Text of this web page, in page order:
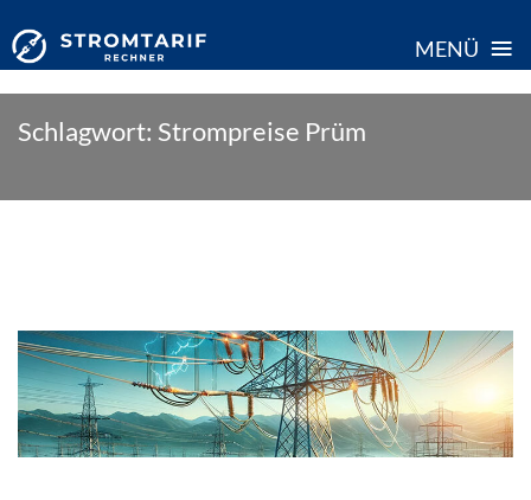
MENÜ ≡
Schlagwort: Strompreise Prüm